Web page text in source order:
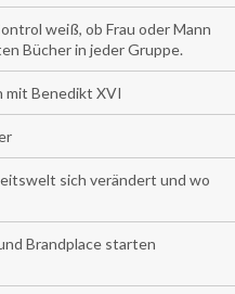
weiß, ob Frau oder Mann
Bücher in jeder Gruppe.
mit Benedikt XVI
sich verändert und wo
Brandplace starten